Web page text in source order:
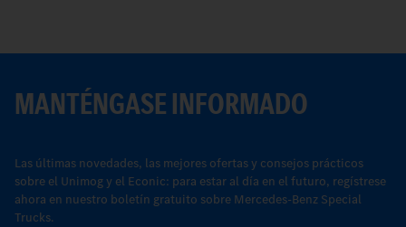
MANTÉNGASE INFORMADO
Las últimas novedades, las mejores ofertas y consejos prácticos
sobre el Unimog y el Econic: para estar al día en el futuro, regístrese
ahora en nuestro boletín gratuito sobre Mercedes-Benz Special
Trucks.